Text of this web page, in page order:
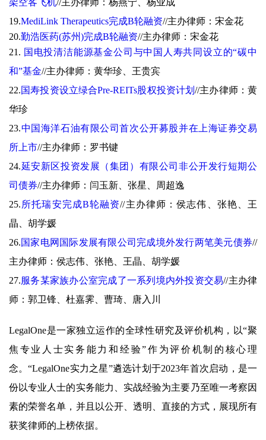
19.MediLink Therapeutics完成B轮融资//主办律师：宋金花
20.勤浩医药(苏州)完成B轮融资//主办律师：宋金花
21. 国电投清洁能源基金公司与中国人寿共同设立的“碳中
和”基金//主办律师：黄华珍、王贵宾
22.国寿投资设立绿合Pre-REITs股权投资计划//主办律师：黄
华珍
23.中国海洋石油有限公司首次公开募股并在上海证券交易
所上市//主办律师：罗书键
24.延安新区投资发展（集团）有限公司非公开发行短期公
司债券//主办律师：闫玉新、张星、周超逸
25. 所托瑞安完成B轮融资//主办律师：侯志伟、张艳、王
晶、胡学媛
26.国家电网国际发展有限公司完成境外发行两笔美元债券//
主办律师：侯志伟、张艳、王晶、胡学媛
27.服务某家族办公室完成了一系列境内外投资交易//主办律
师：郭卫锋、杜嘉霁、曹琦、唐入川
LegalOne是一家独立运作的全球性研究及评价机构，以“聚
焦专业人士实务能力和经验”作为评价机制的核心理
念。“LegalOne实力之星”遴选计划于2023年首次启动，是一
份以专业人士的实务能力、实战经验为主要乃至唯一考察因
素的荣誉名单，并且以公开、透明、直接的方式，展现所有
获奖律师的上榜依据。